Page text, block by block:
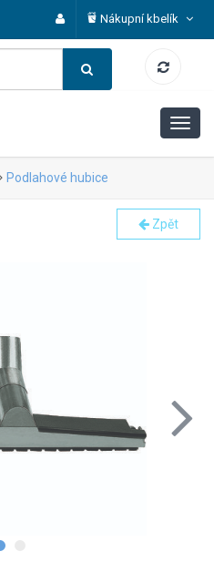
Nákupní kbelík
Podlahové hubice
Zpět